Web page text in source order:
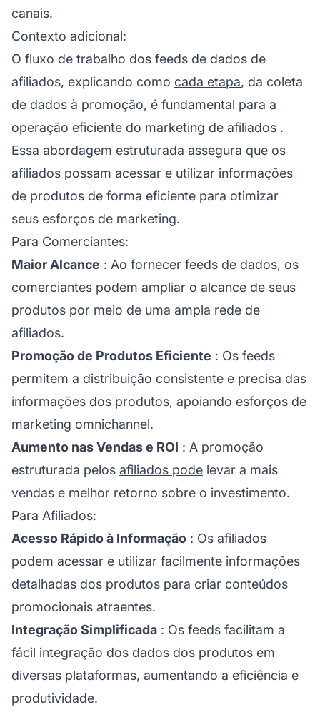
canais.
Contexto adicional:
O fluxo de trabalho dos feeds de dados de
afiliados, explicando como cada etapa, da coleta
de dados à promoção, é fundamental para a
operação eficiente do marketing de afiliados .
Essa abordagem estruturada assegura que os
afiliados possam acessar e utilizar informações
de produtos de forma eficiente para otimizar
seus esforços de marketing.
Para Comerciantes:
Maior Alcance : Ao fornecer feeds de dados, os
comerciantes podem ampliar o alcance de seus
produtos por meio de uma ampla rede de
afiliados.
Promoção de Produtos Eficiente : Os feeds
permitem a distribuição consistente e precisa das
informações dos produtos, apoiando esforços de
marketing omnichannel.
Aumento nas Vendas e ROI : A promoção
estruturada pelos afiliados pode levar a mais
vendas e melhor retorno sobre o investimento.
Para Afiliados:
Acesso Rápido à Informação : Os afiliados
podem acessar e utilizar facilmente informações
detalhadas dos produtos para criar conteúdos
promocionais atraentes.
Integração Simplificada : Os feeds facilitam a
fácil integração dos dados dos produtos em
diversas plataformas, aumentando a eficiência e
produtividade.